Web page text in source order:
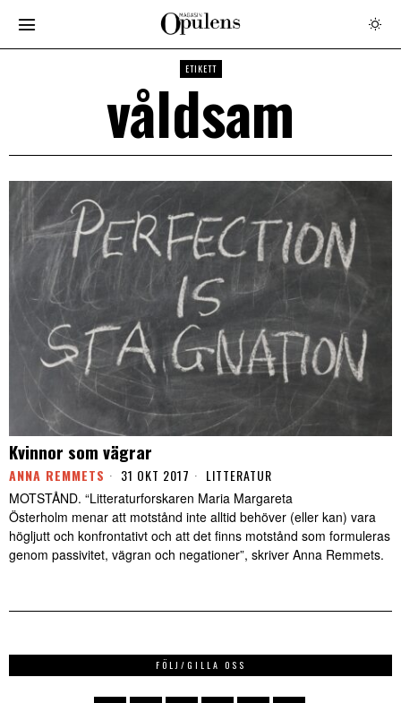
ETIKETT
våldsam
Kvinnor som vägrar
ANNA REMMETS 31 OKT 2017 LITTERATUR
MOTSTÅND. “Litteraturforskaren Maria Margareta
Österholm menar att motstånd inte alltid behöver (eller kan) vara
högljutt och konfrontativt och att det finns motstånd som formuleras
genom passivitet, vägran och negationer”, skriver Anna Remmets.
FÖLJ/GILLA OSS